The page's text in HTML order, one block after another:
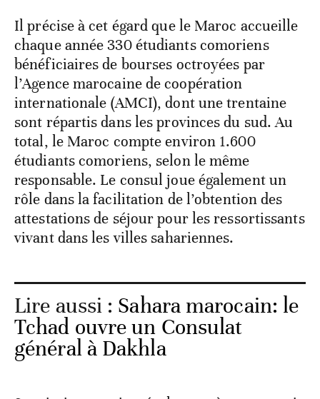
Il précise à cet égard que le Maroc accueille
chaque année 330 étudiants comoriens
bénéficiaires de bourses octroyées par
l’Agence marocaine de coopération
internationale (AMCI), dont une trentaine
sont répartis dans les provinces du sud. Au
total, le Maroc compte environ 1.600
étudiants comoriens, selon le même
responsable. Le consul joue également un
rôle dans la facilitation de l’obtention des
attestations de séjour pour les ressortissants
vivant dans les villes sahariennes.
Lire aussi : Sahara marocain: le
Tchad ouvre un Consulat
général à Dakhla